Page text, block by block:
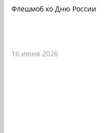
Флешмоб ко Дню России
16 июня 2026